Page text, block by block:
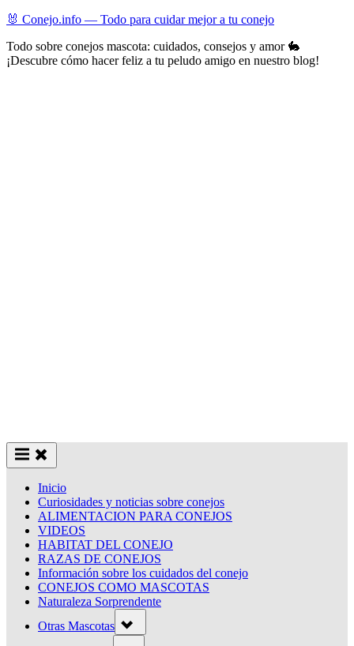
Skip
content
🐰 Conejo.info — Todo para cuidar mejor a tu conejo
Todo sobre conejos mascota: cuidados, consejos y amor 🐇
¡Descubre cómo hacer feliz a tu peludo amigo en nuestro blog!
Inicio
Curiosidades y noticias sobre conejos
ALIMENTACION PARA CONEJOS
VIDEOS
HABITAT DEL CONEJO
RAZAS DE CONEJOS
Información sobre los cuidados del conejo
CONEJOS COMO MASCOTAS
Naturaleza Sorprendente
Otras Mascotas sub-
menu